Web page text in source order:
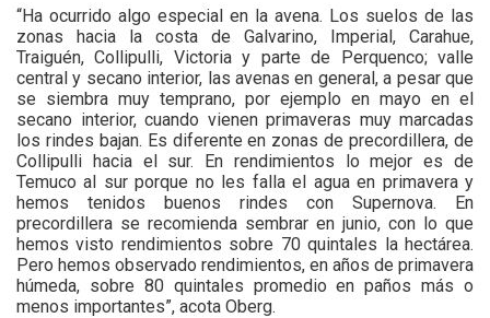
“Ha ocurrido algo especial en la avena. Los suelos de las
zonas hacia la costa de Galvarino, Imperial, Carahue,
Traiguén, Collipulli, Victoria y parte de Perquenco; valle
central y secano interior, las avenas en general, a pesar que
se siembra muy temprano, por ejemplo en mayo en el
secano interior, cuando vienen primaveras muy marcadas
los rindes bajan. Es diferente en zonas de precordillera, de
Collipulli hacia el sur. En rendimientos lo mejor es de
Temuco al sur porque no les falla el agua en primavera y
hemos tenidos buenos rindes con Supernova. En
precordillera se recomienda sembrar en junio, con lo que
hemos visto rendimientos sobre 70 quintales la hectárea.
Pero hemos observado rendimientos, en años de primavera
húmeda, sobre 80 quintales promedio en paños más o
menos importantes”, acota Oberg.